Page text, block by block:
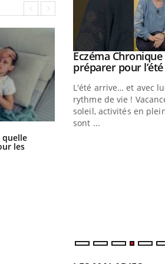
quelle
les
: et si on
de type 2
chez les
les soignants.
Youtube
Eczéma
préparer pour l’été
L'été arrive… et avec
rythme de vie !
soleil, activités en
sont ...